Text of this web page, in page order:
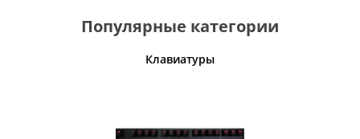
Популярные категории
Клавиатуры